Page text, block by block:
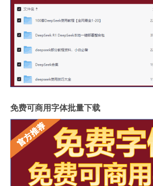
免费可商用字体批量下载